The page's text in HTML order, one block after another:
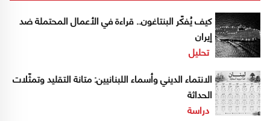
كيف يُفكّر البنتاغون.. قراءة في الأعمال المحتملة ضد
إيران
تحليل
الانتماء الديني وأسماء اللبنانيين: متانة التقليد وتمثّلات
الحداثة
دراسة